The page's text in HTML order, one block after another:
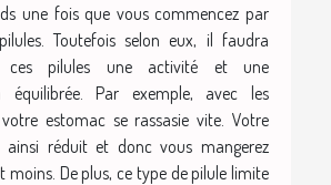
une fois que vous commencez par
Toutefois selon eux, il faudra
ces pilules une activité et une
équilibrée. Par exemple, avec les
estomac se rassasie vite. Votre
ainsi réduit et donc vous mangerez
moins. De plus, ce type de pilule limite